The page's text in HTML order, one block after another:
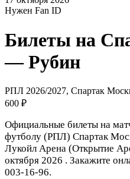
Нужен Fan ID
Билеты на
— Рубин
РПЛ 2026/2027, Спартак
600 ₽
Официальные билеты на
футболу (РПЛ) Спартак
Лукойл Арена (Открытие
октября 2026 . Закажите
003-16-96.